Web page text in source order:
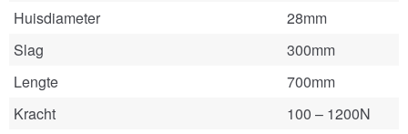
Huisdiameter
28mm
Slag
300mm
Lengte
700mm
Kracht
100 – 1200N